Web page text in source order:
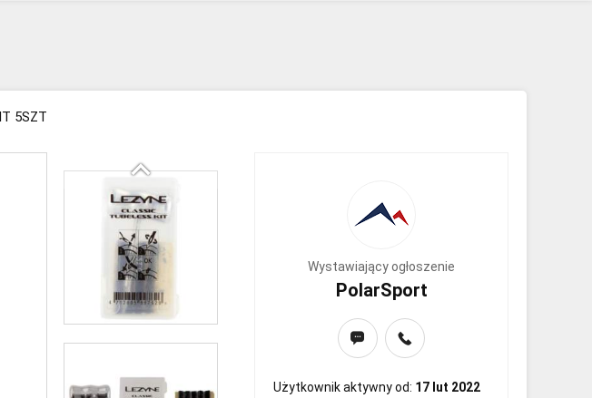
5SZT
Wystawiający ogłoszenie
PolarSport
Użytkownik aktywny od: 17 lut 2022